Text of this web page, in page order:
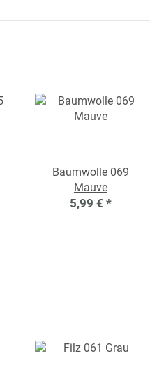
Baumwolle 069
Mauve
5,99 € *